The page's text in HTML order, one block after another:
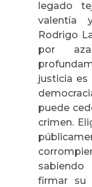
legado
valentía
Rodrigo
por
justicia
puede
crimen.
firmar su